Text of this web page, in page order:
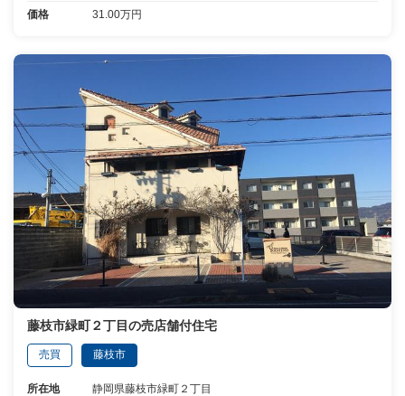
価格 31.00万円
藤枝市緑町２丁目の売店舗付住宅
売買 藤枝市
所在地 静岡県藤枝市緑町２丁目